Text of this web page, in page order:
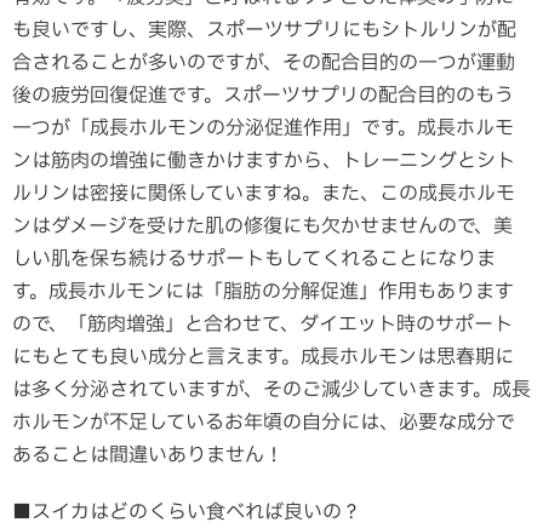
も良いですし、実際、スポーツサプリにもシトルリンが配
合されることが多いのですが、その配合目的の一つが運動
後の疲労回復促進です。スポーツサプリの配合目的のもう
一つが「成長ホルモンの分泌促進作用」です。成長ホルモ
ンは筋肉の増強に働きかけますから、トレーニングとシト
ルリンは密接に関係していますね。また、この成長ホルモ
ンはダメージを受けた肌の修復にも欠かせませんので、美
しい肌を保ち続けるサポートもしてくれることになりま
す。成長ホルモンには「脂肪の分解促進」作用もあります
ので、「筋肉増強」と合わせて、ダイエット時のサポート
にもとても良い成分と言えます。成長ホルモンは思春期に
は多く分泌されていますが、そのご減少していきます。成長
ホルモンが不足しているお年頃の自分には、必要な成分で
あることは間違いありません！
■スイカはどのくらい食べれば良いの？